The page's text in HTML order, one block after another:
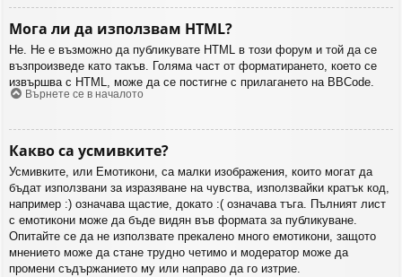
Мога ли да използвам HTML?
Не. Не е възможно да публикувате HTML в този форум и той да се
възпроизведе като такъв. Голяма част от форматирането, което се
извършва с HTML, може да се постигне с прилагането на BBCode.
Върнете се в началото
Какво са усмивките?
Усмивките, или Емотикони, са малки изображения, които могат да
бъдат използвани за изразяване на чувства, използвайки кратък код,
например :) означава щастие, докато :( означава тъга. Пълният лист
с емотикони може да бъде видян във формата за публикуване.
Опитайте се да не използвате прекалено много емотикони, защото
мнението може да стане трудно четимо и модератор може да
промени съдържанието му или направо да го изтрие.